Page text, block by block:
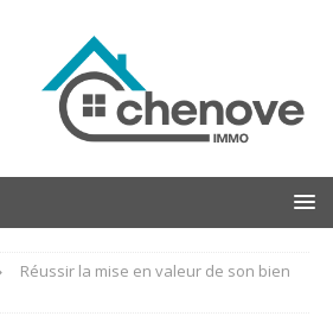
Réussir la mise en valeur de son bien